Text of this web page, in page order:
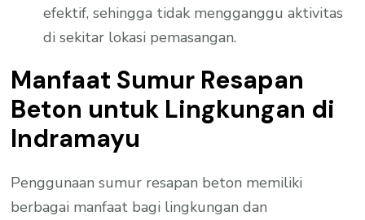
efektif, sehingga tidak mengganggu aktivitas
di sekitar lokasi pemasangan.
Manfaat Sumur Resapan
Beton untuk Lingkungan di
Indramayu
Penggunaan sumur resapan beton memiliki
berbagai manfaat bagi lingkungan dan